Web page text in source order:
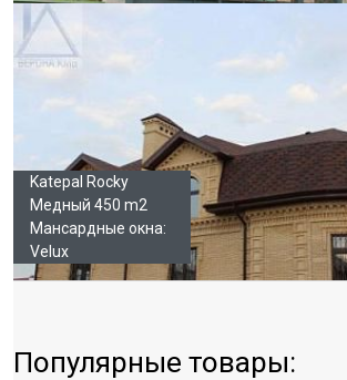
Katepal Rocky
Медный 450 m2
Мансардные окна:
Velux
Популярные товары: